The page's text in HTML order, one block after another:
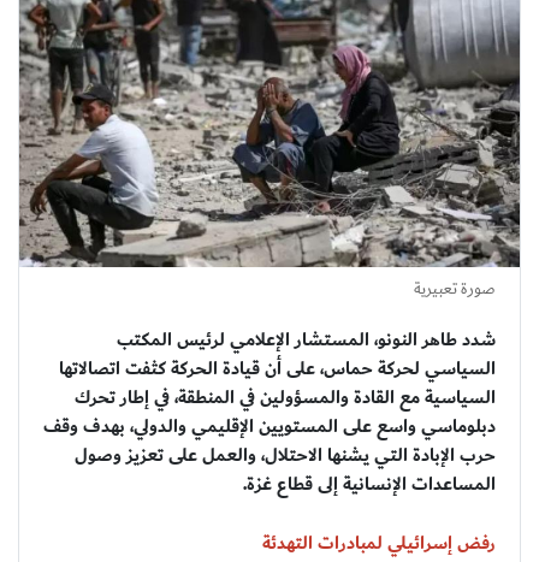
صورة تعبيرية
شدد طاهر النونو، المستشار الإعلامي لرئيس المكتب
السياسي لحركة حماس، على أن قيادة الحركة كثفت اتصالاتها
السياسية مع القادة والمسؤولين في المنطقة، في إطار تحرك
دبلوماسي واسع على المستويين الإقليمي والدولي، بهدف وقف
حرب الإبادة التي يشنها الاحتلال، والعمل على تعزيز وصول
المساعدات الإنسانية إلى قطاع غزة.
رفض إسرائيلي لمبادرات التهدئة